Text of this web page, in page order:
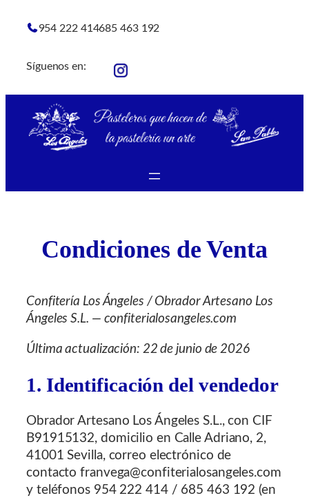
954 222 414685 463 192
Síguenos en:
Condiciones de Venta
Confitería Los Ángeles / Obrador Artesano Los
Ángeles S.L. — confiterialosangeles.com
Última actualización: 22 de junio de 2026
1. Identificación del vendedor
Obrador Artesano Los Ángeles S.L., con CIF
B91915132, domicilio en Calle Adriano, 2,
41001 Sevilla, correo electrónico de
contacto franvega@confiterialosangeles.com
y teléfonos 954 222 414 / 685 463 192 (en